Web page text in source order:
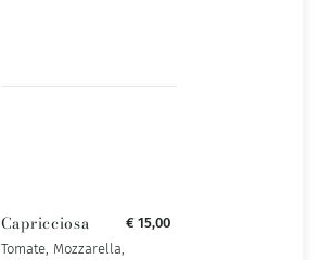
Capricciosa
Tomate, Mozzarella,
€ 15,00